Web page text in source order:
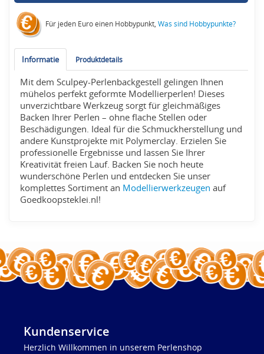
Für jeden Euro einen Hobbypunkt,Was sind Hobbypunkte?
Informatie Produktdetails
Mit dem Sculpey-Perlenbackgestell gelingen Ihnen
mühelos perfekt geformte Modellierperlen! Dieses
unverzichtbare Werkzeug sorgt für gleichmäßiges
Backen Ihrer Perlen – ohne flache Stellen oder
Beschädigungen. Ideal für die Schmuckherstellung und
andere Kunstprojekte mit Polymerclay. Erzielen Sie
professionelle Ergebnisse und lassen Sie Ihrer
Kreativität freien Lauf. Backen Sie noch heute
wunderschöne Perlen und entdecken Sie unser
komplettes Sortiment an Modellierwerkzeugen auf
Goedkoopsteklei.nl!
Kundenservice
Herzlich Willkommen in unserem Perlenshop